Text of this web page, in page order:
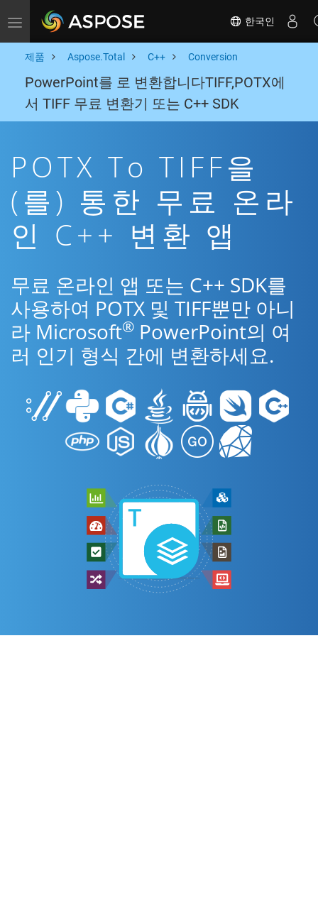
Toggle navigation 한국인
제품 Aspose.Total C++ Conversion
PowerPoint를 로 변환합니다TIFF,POTX에
서 TIFF 무료 변환기 또는 C++ SDK
POTX To TIFF을
(를) 통한 무료 온라
인 C++ 변환 앱
무료 온라인 앱 또는 C++ SDK를
사용하여 POTX 및 TIFF뿐만 아니
라 Microsoft® PowerPoint의 여
러 인기 형식 간에 변환하세요.